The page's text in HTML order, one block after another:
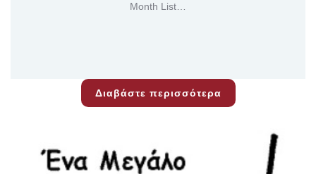
Month List…
Διαβάστε περισσότερα